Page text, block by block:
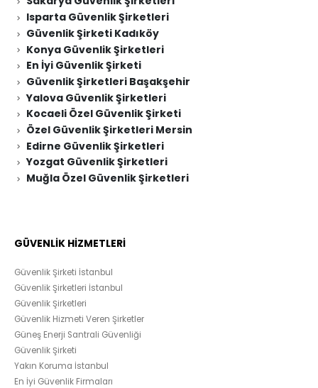
Isparta Güvenlik Şirketleri
Güvenlik Şirketi Kadıköy
Konya Güvenlik Şirketleri
En İyi Güvenlik Şirketi
Güvenlik Şirketleri Başakşehir
Yalova Güvenlik Şirketleri
Kocaeli Özel Güvenlik Şirketi
Özel Güvenlik Şirketleri Mersin
Edirne Güvenlik Şirketleri
Yozgat Güvenlik Şirketleri
Muğla Özel Güvenlik Şirketleri
GÜVENLİK HİZMETLERİ
Güvenlik Şirketi İstanbul
Güvenlik Şirketleri İstanbul
Güvenlik Şirketleri
Güvenlik Hizmeti Veren Şirketler
Güneş Enerji Santrali Güvenliği
Güvenlik Şirketi
Yakın Koruma İstanbul
En İyi Güvenlik Firmaları